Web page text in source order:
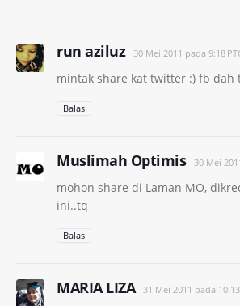
run aziluz 30 Mei 2011 pada 9:18
mintak share kat twitter :) fb dah
Balas
Muslimah Optimis 30 Mei
mohon share di Laman MO,
ini..tq
Balas
MARIA LIZA 31 Mei 2011 pada 10:13